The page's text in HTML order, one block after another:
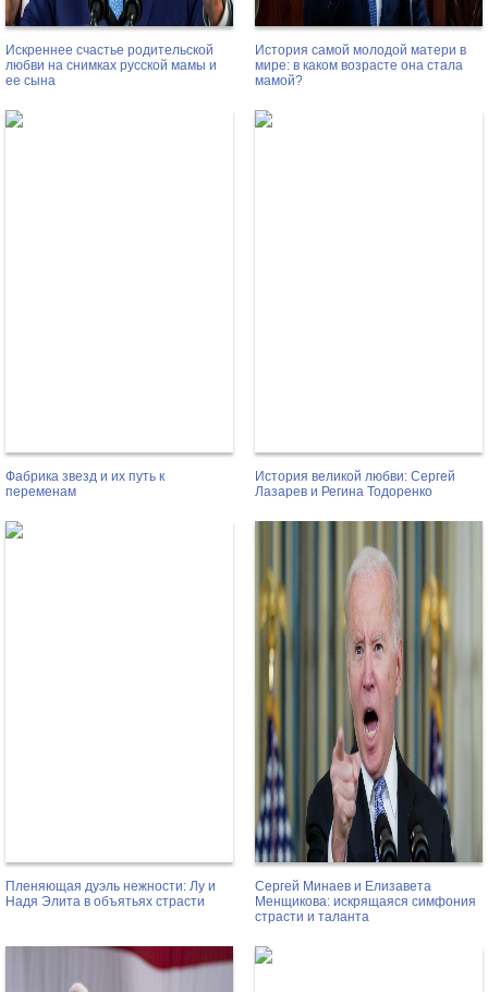
Искреннее счастье родительской
любви на снимках русской мамы и
ее сына
История самой молодой матери в
мире: в каком возрасте она стала
мамой?
Фабрика звезд и их путь к
переменам
История великой любви: Сергей
Лазарев и Регина Тодоренко
Пленяющая дуэль нежности: Лу и
Надя Элита в объятьях страсти
Сергей Минаев и Елизавета
Менщикова: искрящаяся симфония
страсти и таланта